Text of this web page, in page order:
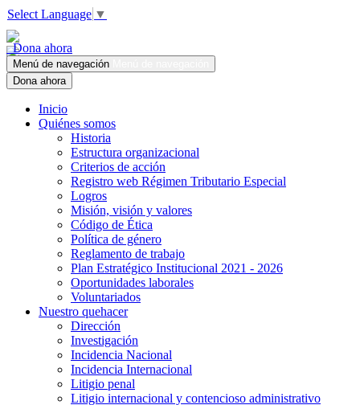
Select Language ▼
Dona ahora
Menú de navegación
Dona ahora
Inicio
Quiénes somos
Historia
Estructura organizacional
Criterios de acción
Registro web Régimen Tributario Especial
Logros
Misión, visión y valores
Código de Ética
Política de género
Reglamento de trabajo
Plan Estratégico Institucional 2021 - 2026
Oportunidades laborales
Voluntariados
Nuestro quehacer
Dirección
Investigación
Incidencia Nacional
Incidencia Internacional
Litigio penal
Litigio internacional y contencioso administrativo